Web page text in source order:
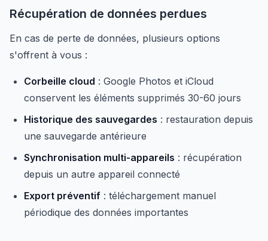
Récupération de données perdues
En cas de perte de données, plusieurs options
s'offrent à vous :
Corbeille cloud : Google Photos et iCloud
conservent les éléments supprimés 30-60 jours
Historique des sauvegardes : restauration depuis
une sauvegarde antérieure
Synchronisation multi-appareils : récupération
depuis un autre appareil connecté
Export préventif : téléchargement manuel
périodique des données importantes